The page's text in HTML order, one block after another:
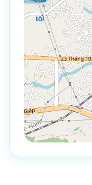
tôi